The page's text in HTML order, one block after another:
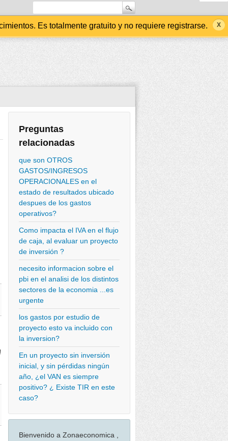
Es totalmente gratuito y no requiere registrarse.
Preguntas
relacionadas
que son OTROS
GASTOS/INGRESOS
OPERACIONALES en el
estado de resultados ubicado
despues de los gastos
operativos?
Como impacta el IVA en el flujo
de caja, al evaluar un proyecto
de inversión ?
necesito informacion sobre el
pbi en el analisi de los distintos
sectores de la economia ...es
urgente
los gastos por estudio de
proyecto esto va incluido con
la inversion?
En un proyecto sin inversión
inicial, y sin pérdidas ningún
año, ¿el VAN es siempre
positivo? ¿ Existe TIR en este
caso?
Bienvenido a Zonaeconomica ,